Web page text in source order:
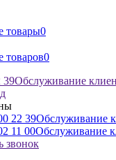
товары0
товаров0
39Обслуживание
22 39Обслуживание
11 00Обслуживание
звонок